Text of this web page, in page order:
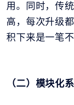
用。同时，传
高，每次升级
积下来是一笔不
（二）模块化